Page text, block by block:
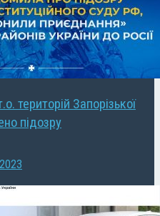
територій Запорізької
підозру